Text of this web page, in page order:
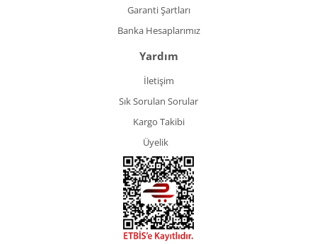
Garanti Şartları
Banka Hesaplarımız
Yardım
İletişim
Sık Sorulan Sorular
Kargo Takibi
Üyelik